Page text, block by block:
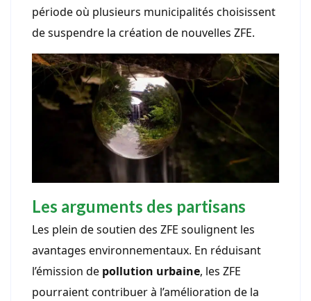
période où plusieurs municipalités choisissent
de suspendre la création de nouvelles ZFE.
Les arguments des partisans
Les plein de soutien des ZFE soulignent les
avantages environnementaux. En réduisant
l’émission de pollution urbaine, les ZFE
pourraient contribuer à l’amélioration de la